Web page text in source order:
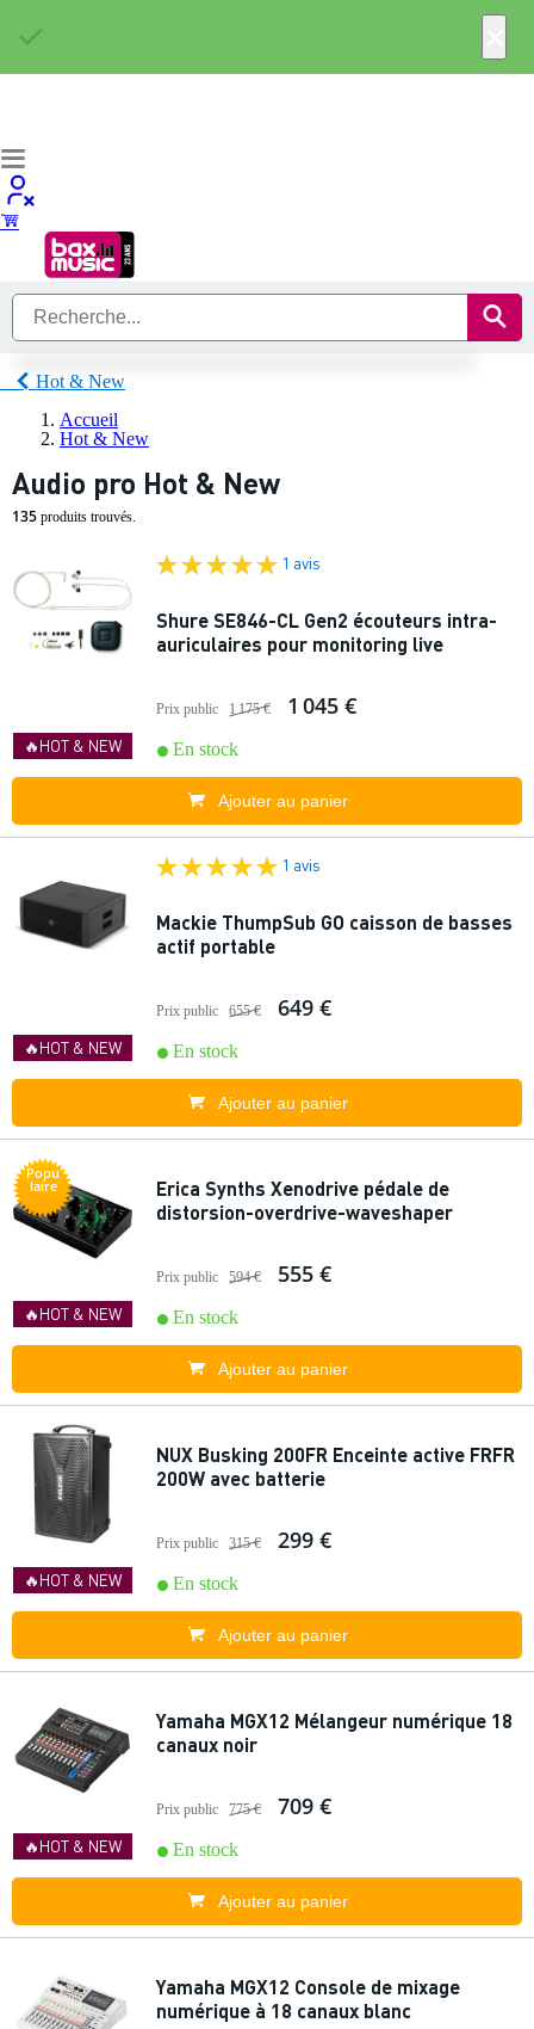
Hot & New
Accueil
Hot & New
Audio pro Hot & New
135 produits trouvés.
🔥HOT & NEW
1 avis
Shure SE846-CL Gen2 écouteurs intra-
auriculaires pour monitoring live
Prix public 1 175 € 1 045 €
En stock
Ajouter au panier
🔥HOT & NEW
1 avis
Mackie ThumpSub GO caisson de basses
actif portable
Prix public 655 € 649 €
En stock
Ajouter au panier
Popu
laire
🔥HOT & NEW
Erica Synths Xenodrive pédale de
distorsion-overdrive-waveshaper
Prix public 594 € 555 €
En stock
Ajouter au panier
🔥HOT & NEW
NUX Busking 200FR Enceinte active FRFR
200W avec batterie
Prix public 315 € 299 €
En stock
Ajouter au panier
🔥HOT & NEW
Yamaha MGX12 Mélangeur numérique 18
canaux noir
Prix public 775 € 709 €
En stock
Ajouter au panier
Yamaha MGX12 Console de mixage
numérique à 18 canaux blanc